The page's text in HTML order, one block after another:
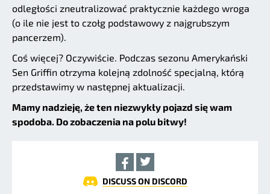
odległości zneutralizować praktycznie każdego wroga
(o ile nie jest to czołg podstawowy z najgrubszym
pancerzem).
Coś więcej? Oczywiście. Podczas sezonu Amerykański
Sen Griffin otrzyma kolejną zdolność specjalną, którą
przedstawimy w następnej aktualizacji.
Mamy nadzieję, że ten niezwykły pojazd się wam
spodoba. Do zobaczenia na polu bitwy!
DISCUSS ON DISCORD